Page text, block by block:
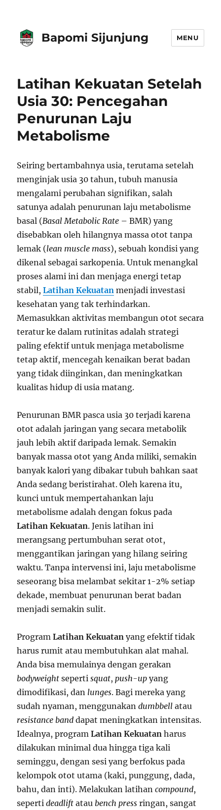
Bapomi Sijunjung MENU
Latihan Kekuatan Setelah
Usia 30: Pencegahan
Penurunan Laju
Metabolisme
Seiring bertambahnya usia, terutama setelah
menginjak usia 30 tahun, tubuh manusia
mengalami perubahan signifikan, salah
satunya adalah penurunan laju metabolisme
basal (Basal Metabolic Rate – BMR) yang
disebabkan oleh hilangnya massa otot tanpa
lemak (lean muscle mass), sebuah kondisi yang
dikenal sebagai sarkopenia. Untuk menangkal
proses alami ini dan menjaga energi tetap
stabil,Latihan Kekuatan menjadi investasi
kesehatan yang tak terhindarkan.
Memasukkan aktivitas membangun otot secara
teratur ke dalam rutinitas adalah strategi
paling efektif untuk menjaga metabolisme
tetap aktif, mencegah kenaikan berat badan
yang tidak diinginkan, dan meningkatkan
kualitas hidup di usia matang.
Penurunan BMR pasca usia 30 terjadi karena
otot adalah jaringan yang secara metabolik
jauh lebih aktif daripada lemak. Semakin
banyak massa otot yang Anda miliki, semakin
banyak kalori yang dibakar tubuh bahkan saat
Anda sedang beristirahat. Oleh karena itu,
kunci untuk mempertahankan laju
metabolisme adalah dengan fokus pada
Latihan Kekuatan. Jenis latihan ini
merangsang pertumbuhan serat otot,
menggantikan jaringan yang hilang seiring
waktu. Tanpa intervensi ini, laju metabolisme
seseorang bisa melambat sekitar 1-2% setiap
dekade, membuat penurunan berat badan
menjadi semakin sulit.
ProgramLatihan Kekuatan yang efektif tidak
harus rumit atau membutuhkan alat mahal.
Anda bisa memulainya dengan gerakan
bodyweight sepertisquat,push-up yang
dimodifikasi, dan lunges. Bagi mereka yang
sudah nyaman, menggunakandumbbell atau
resistance band dapat meningkatkan intensitas.
Idealnya, programLatihan Kekuatan harus
dilakukan minimal dua hingga tiga kali
seminggu, dengan sesi yang berfokus pada
kelompok otot utama (kaki, punggung, dada,
bahu, dan inti). Melakukan latihancompound,
sepertideadlift atau bench press ringan, sangat